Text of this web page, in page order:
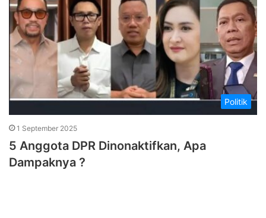
Politik
1 September 2025
5 Anggota DPR Dinonaktifkan, Apa
Dampaknya ?